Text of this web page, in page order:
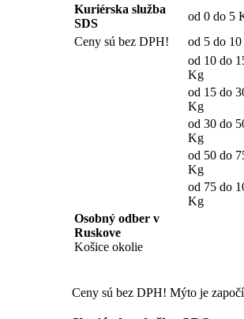
Kuriérska služba
SDS
od 0 do 5
Ceny sú bez DPH! od 5 do
od 10 do
Kg
od 15 do
Kg
od 30 do
Kg
od 50 do
Kg
od 75 do
Kg
Osobný odber v
Ruskove
Košice okolie
Ceny sú bez DPH! Mýto je